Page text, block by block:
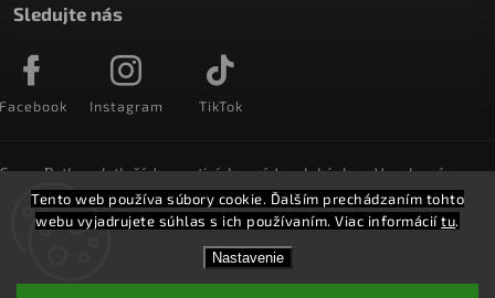
Tento web používa súbory cookie. Ďalším prechádzaním tohto
webu vyjadrujete súhlas s ich používaním. Viac informáciítu.
Nastavenie
Sledujte nás
Instagram TikTok
SuperPotlac.sk tlačí denne tisícky módnych kúskov. Vyrobené na
Slovensku a doručované do celého sveta :)
SuperPotlač.sk. Všetky práva vyhradené.
VytvořilShoptetShoptak.cz.